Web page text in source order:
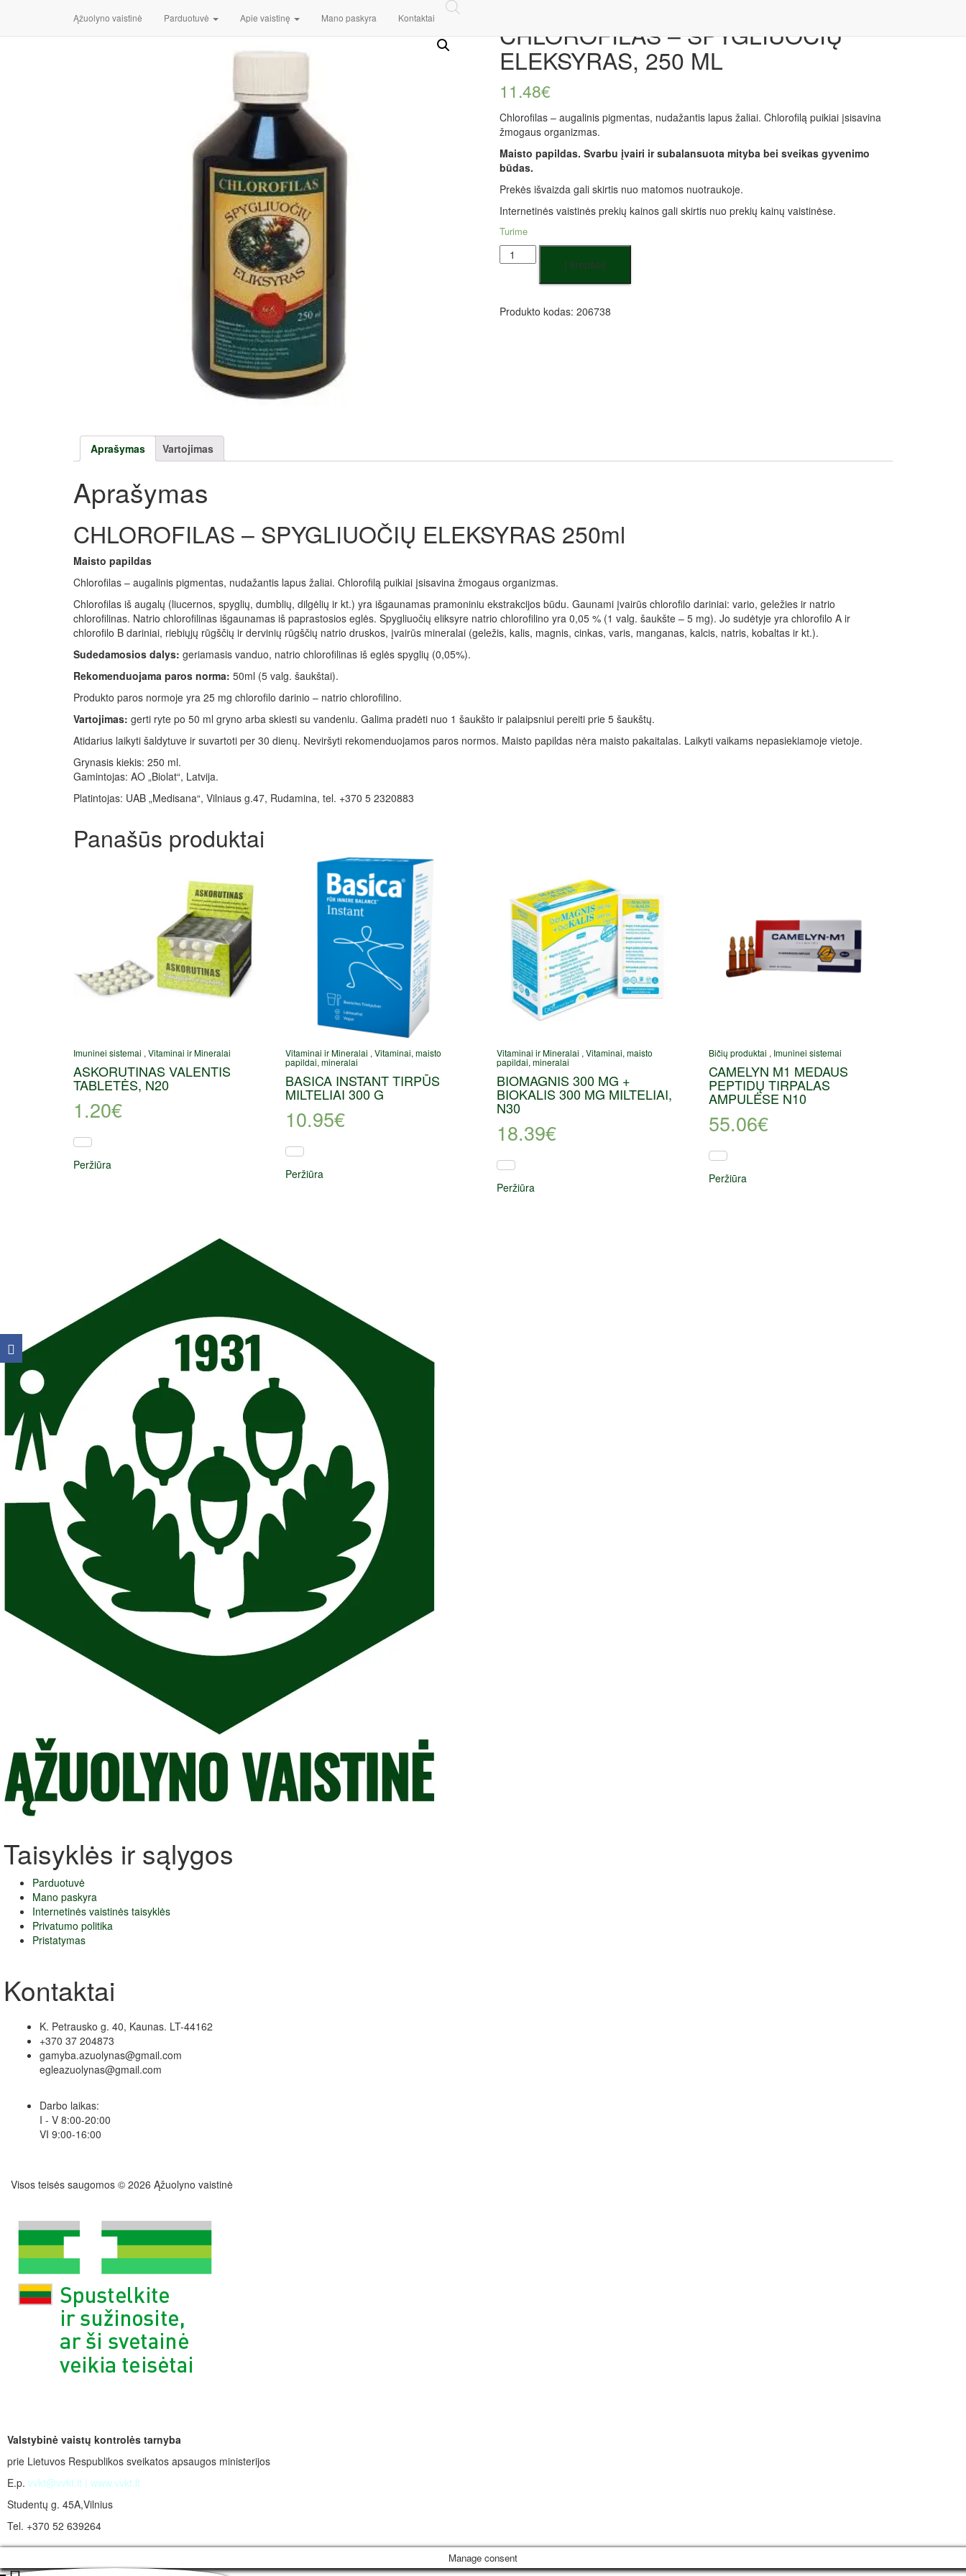
Ąžuolyno vaistinė Parduotuvė Apie vaistinę Mano paskyra Kontaktai
/ CHLOROFILAS – SPYGLIUOČIŲ ELEKSYRAS, 250 ML
CHLOROFILAS – SPYGLIUOČIŲ
ELEKSYRAS, 250 ML
11.48€
Chlorofilas – augalinis pigmentas, nudažantis lapus žaliai. Chlorofilą puikiai įsisavina
žmogaus organizmas.
Maisto papildas. Svarbu įvairi ir subalansuota mityba bei sveikas gyvenimo
būdas.
Prekės išvaizda gali skirtis nuo matomos nuotraukoje.
Internetinės vaistinės prekių kainos gali skirtis nuo prekių kainų vaistinėse.
Turime
produkto
kiekis:
CHLOROFILAS
SPYGLIUOČIŲ
Į krepšelį
Produkto kodas: 206738
Aprašymas Vartojimas
Aprašymas
CHLOROFILAS – SPYGLIUOČIŲ ELEKSYRAS 250ml
Maisto papildas
Chlorofilas – augalinis pigmentas, nudažantis lapus žaliai. Chlorofilą puikiai įsisavina žmogaus organizmas.
Chlorofilas iš augalų (liucernos, spyglių, dumblių, dilgėlių ir kt.) yra išgaunamas pramoniniu ekstrakcijos būdu. Gaunami įvairūs chlorofilo dariniai: vario, geležies ir natrio
chlorofilinas. Natrio chlorofilinas išgaunamas iš paprastosios eglės. Spygliuočių eliksyre natrio chlorofilino yra 0,05 % (1 valg. šaukšte – 5 mg). Jo sudėtyje yra chlorofilo A ir
chlorofilo B dariniai, riebiųjų rūgščių ir dervinių rūgščių natrio druskos, įvairūs mineralai (geležis, kalis, magnis, cinkas, varis, manganas, kalcis, natris, kobaltas ir kt.).
Sudedamosios dalys: geriamasis vanduo, natrio chlorofilinas iš eglės spyglių (0,05%).
Rekomenduojama paros norma: 50ml (5 valg. šaukštai).
Produkto paros normoje yra 25 mg chlorofilo darinio – natrio chlorofilino.
Vartojimas: gerti ryte po 50 ml gryno arba skiesti su vandeniu. Galima pradėti nuo 1 šaukšto ir palaipsniui pereiti prie 5 šaukštų.
Atidarius laikyti šaldytuve ir suvartoti per 30 dienų. Neviršyti rekomenduojamos paros normos. Maisto papildas nėra maisto pakaitalas. Laikyti vaikams nepasiekiamoje vietoje.
Grynasis kiekis: 250 ml.
Gamintojas: AO „Biolat“, Latvija.
Platintojas: UAB „Medisana“, Vilniaus g.47, Rudamina, tel. +370 5 2320883
Panašūs produktai
Imuninei sistemai , Vitaminai ir Mineralai
ASKORUTINAS VALENTIS
TABLETĖS, N20
1.20€
Peržiūra
Vitaminai ir Mineralai , Vitaminai, maisto
papildai, mineralai
BASICA INSTANT TIRPŪS
MILTELIAI 300 G
10.95€
Peržiūra
Vitaminai ir Mineralai ,Vitaminai, maisto
papildai, mineralai
BIOMAGNIS 300 MG +
BIOKALIS 300 MG MILTELIAI,
N30
18.39€
Peržiūra
Bičių produktai , Imuninei sistemai
CAMELYN M1 MEDAUS
PEPTIDŲ TIRPALAS
AMPULĖSE N10
55.06€
Peržiūra
Taisyklės ir sąlygos
Parduotuvė
Mano paskyra
Internetinės vaistinės taisyklės
Privatumo politika
Pristatymas
Kontaktai
K. Petrausko g. 40, Kaunas. LT-44162
+370 37 204873
gamyba.azuolynas@gmail.com
egleazuolynas@gmail.com
Darbo laikas:
I - V 8:00-20:00
VI 9:00-16:00
Visos teisės saugomos © 2026 Ąžuolyno vaistinė
Valstybinė vaistų kontrolės tarnyba
prie Lietuvos Respublikos sveikatos apsaugos ministerijos
E.p. vvkt@vvkt.lt | www.vvkt.lt
Studentų g. 45A,Vilnius
Tel. +370 52 639264
Manage consent